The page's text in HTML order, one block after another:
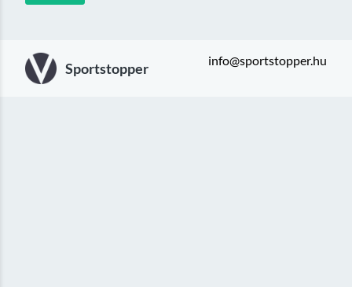
Sportstopper info@sportstopper.hu